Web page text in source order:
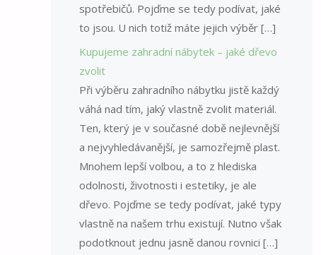
spotřebičů. Pojďme se tedy podívat, jaké
to jsou. U nich totiž máte jejich výběr […]
Kupujeme zahradní nábytek – jaké dřevo
zvolit
Při výběru zahradního nábytku jistě každý
váhá nad tím, jaký vlastně zvolit materiál.
Ten, který je v současné době nejlevnější
a nejvyhledávanější, je samozřejmě plast.
Mnohem lepší volbou, a to z hlediska
odolnosti, životnosti i estetiky, je ale
dřevo. Pojďme se tedy podívat, jaké typy
vlastně na našem trhu existují. Nutno však
podotknout jednu jasně danou rovnici […]